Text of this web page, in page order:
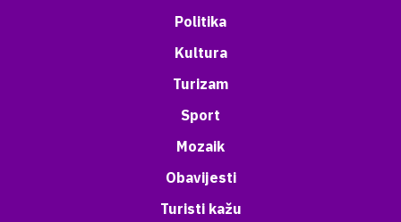
Politika
Kultura
Turizam
Sport
Mozaik
Obavijesti
Turisti kažu